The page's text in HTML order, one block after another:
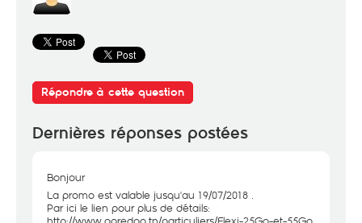
Répondre à cette question
Dernières réponses postées
Bonjour
La promo est valable jusqu'au 19/07/2018 .
Par ici le lien pour plus de détails: